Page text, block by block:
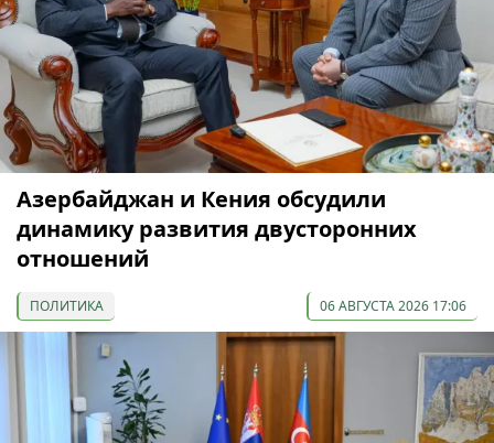
Азербайджан и Кения обсудили
динамику развития двусторонних
отношений
ПОЛИТИКА 06 АВГУСТА 2026 17:06